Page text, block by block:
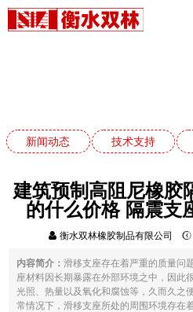
新闻动态 技术支持
建筑预制高阻尼橡胶
的什么价格 隔震支
衡水双林橡胶制品有限公司
内容简介：滑移支座存在着严重的质量问
座材料因长期暴露在外部环境之中，因此
光照、热量以及氧化和腐蚀等，久而久之
常情况下，滑移支座所处的周围环境存在